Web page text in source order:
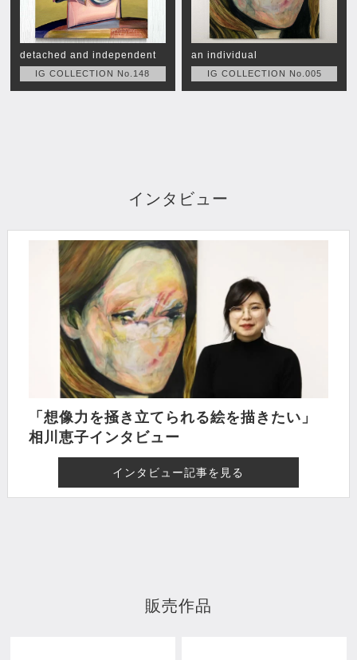
detached and independent
IG COLLECTION No.148
an individual
IG COLLECTION No.005
インタビュー
「想像力を掻き立てられる絵を描きたい」
相川恵子インタビュー
インタビュー記事を見る
販売作品